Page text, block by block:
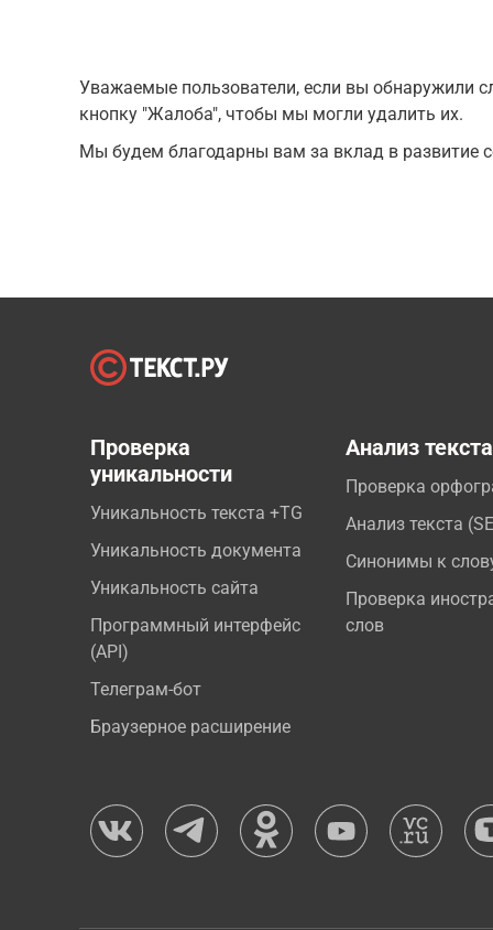
Уважаемые пользователи, если вы обнаружили
кнопку "Жалоба", чтобы мы могли удалить их.
Мы будем благодарны вам за вклад в развитие
Проверка
уникальности
Уникальность текста +TG
Уникальность документа
Уникальность сайта
Программный интерфейс
(API)
Телеграм-бот
Браузерное расширение
Анализ текста
Проверка
Анализ текста
Синонимы к
Проверка
слов